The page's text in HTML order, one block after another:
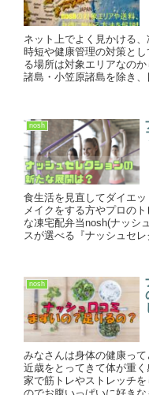
ネット上でよく見かける
時短や健康管理の対策と
る場所は対象エリアなの
諸島・小笠原諸島を除き
nosh
食生活を見直してダイエ
メイクをする方やプロの
な凍宅配弁当nosh(ナッシ
スが選べる『ナッシュセレ
nosh
みなさんは身体の健康っ
近歳をとってきて体が重
家で筋トレやストレッチ